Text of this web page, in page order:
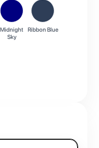
Midnight
Sky
Ribbon Blue